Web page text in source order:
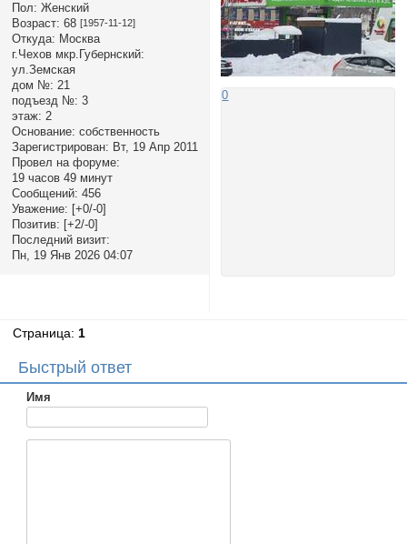
Пол: Женский
Возраст: 68 [1957-11-12]
Откуда: Москва
г.Чехов мкр.Губернский:
ул.Земская
дом №: 21
подъезд №: 3
этаж: 2
Основание: собственность
Зарегистрирован: Вт, 19 Апр 2011
Провел на форуме:
19 часов 49 минут
Сообщений: 456
Уважение: [+0/-0]
Позитив: [+2/-0]
Последний визит:
Пн, 19 Янв 2026 04:07
0
Страница: 1
Быстрый ответ
Имя